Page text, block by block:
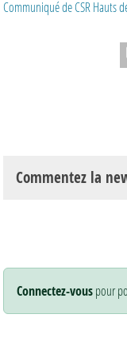
Communiqué de CSR Hauts
Commentez la
Connectez-vouspour